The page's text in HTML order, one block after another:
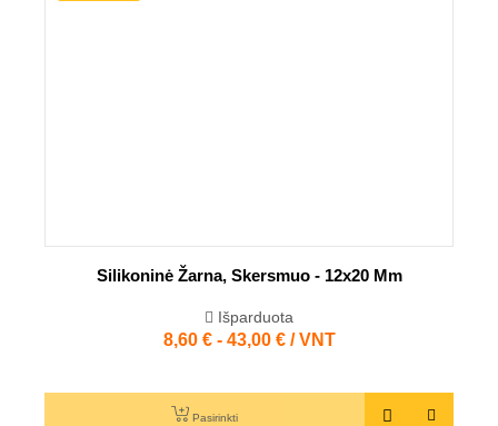
Silikoninė Žarna, Skersmuo - 12x20 Mm
Išparduota
Kaina
8,60 € - 43,00 € / VNT
Pasirinkti